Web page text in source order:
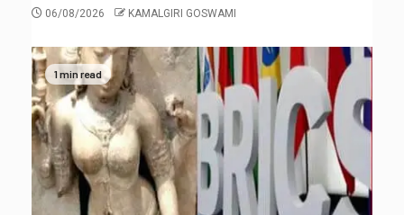
06/08/2026 KAMALGIRI GOSWAMI
1 min read